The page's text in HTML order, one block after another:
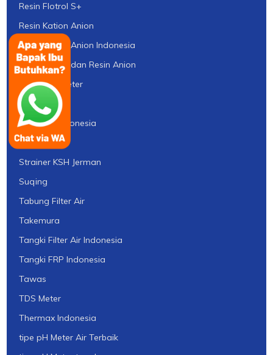
Resin Flotrol S+
Resin Kation Anion
Resin Kation Anion Indonesia
Resin Kation dan Resin Anion
Resistivity Meter
Silica Gel
Silica Gel Indonesia
Silika
Strainer KSH Jerman
Suqing
Tabung Filter Air
Takemura
Tangki Filter Air Indonesia
Tangki FRP Indonesia
Tawas
TDS Meter
Thermax Indonesia
tipe pH Meter Air Terbaik